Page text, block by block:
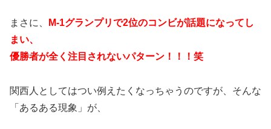
まさに、 M-1グランプリで2位のコンビが話題になってし
まい、
優勝者が全く注目されないパターン！！！笑
関西人としてはつい例えたくなっちゃうのですが、そんな
「 あるある現象」が、